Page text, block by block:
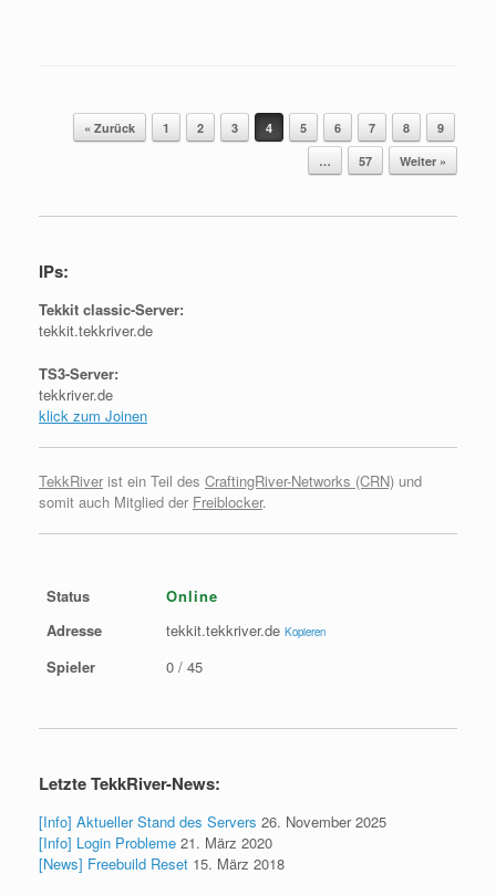
Post navigation
« Zurück 1 2 3 4 5 6 7 8
9
…
57 Weiter »
IPs:
Tekkit classic-Server:
tekkit.tekkriver.de
TS3-Server:
tekkriver.de
klick zum Joinen
TekkRiver ist ein Teil des CraftingRiver-Networks (CRN) und
somit auch Mitglied der Freiblocker.
Status
Online
Adresse
tekkit.tekkriver.de Kopieren
Spieler 0 / 45
Letzte TekkRiver-News:
[Info] Aktueller Stand des Servers 26. November 2025
[Info] Login Probleme 21. März 2020
[News] Freebuild Reset 15. März 2018